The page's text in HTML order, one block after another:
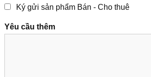
Ký gửi sản phẩm Bán - Cho thuê
Yêu cầu thêm